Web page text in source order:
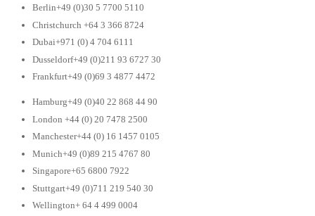
Berlin+49 (0)30 5 7700 5110
Christchurch +64 3 366 8724
Dubai+971 (0) 4 704 6111
Dusseldorf+49 (0)211 93 6727 30
Frankfurt+49 (0)69 3 4877 4472
Hamburg+49 (0)40 22 868 44 90
London +44 (0) 20 7478 2500
Manchester+44 (0) 16 1457 0105
Munich+49 (0)89 215 4767 80
Singapore+65 6800 7922
Stuttgart+49 (0)711 219 540 30
Wellington+ 64 4 499 0004